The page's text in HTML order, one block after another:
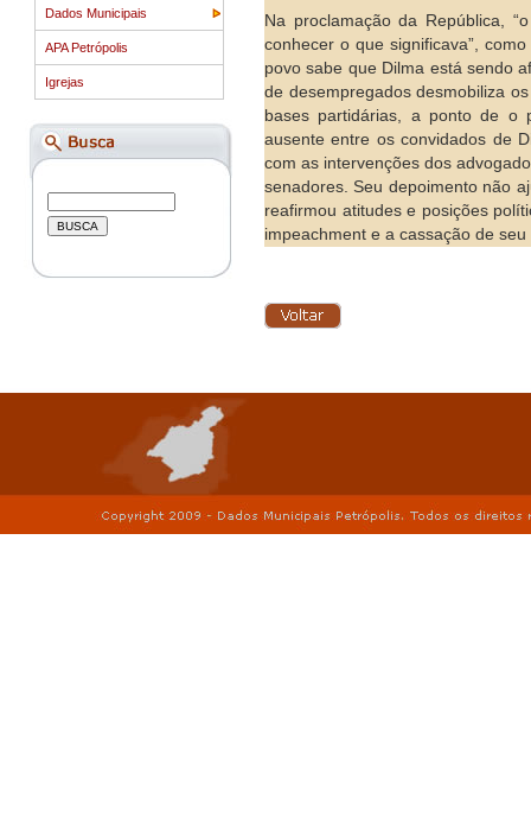
Dados Municipais
APA Petrópolis
Igrejas
Na proclamação da República,
conhecer o que significava”,
povo sabe que Dilma está sendo
de desempregados desmobiliza
bases partidárias, a ponto de o
ausente entre os convidados de
com as intervenções dos
senadores. Seu depoimento não
reafirmou atitudes e posições
impeachment e a cassação de